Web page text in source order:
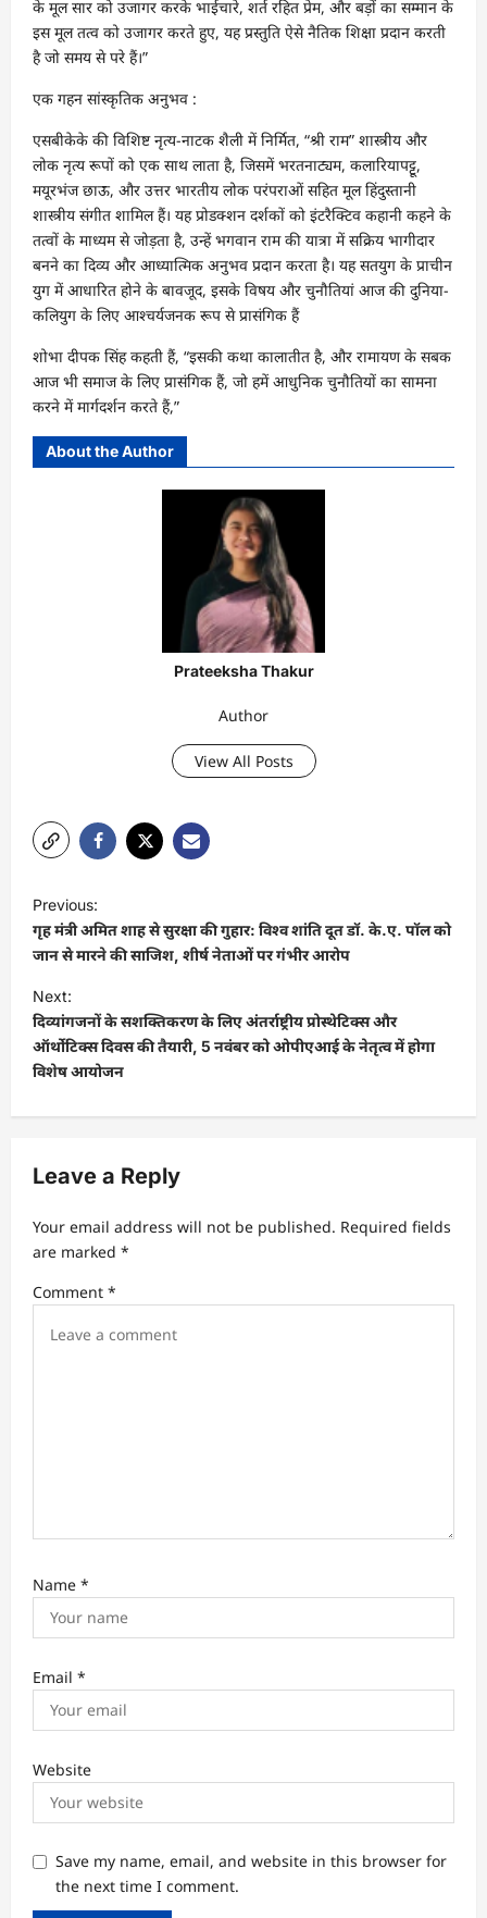
के मूल सार को उजागर करके भाईचारे, शर्त रहित प्रेम, और बड़ों का सम्मान के
इस मूल तत्व को उजागर करते हुए, यह प्रस्तुति ऐसे नैतिक शिक्षा प्रदान करती
है जो समय से परे हैं।”
एक गहन सांस्कृतिक अनुभव :
एसबीकेके की विशिष्ट नृत्य-नाटक शैली में निर्मित, “श्री राम” शास्त्रीय और
लोक नृत्य रूपों को एक साथ लाता है, जिसमें भरतनाट्यम, कलारियापट्टू,
मयूरभंज छाऊ, और उत्तर भारतीय लोक परंपराओं सहित मूल हिंदुस्तानी
शास्त्रीय संगीत शामिल हैं। यह प्रोडक्शन दर्शकों को इंटरैक्टिव कहानी कहने के
तत्वों के माध्यम से जोड़ता है, उन्हें भगवान राम की यात्रा में सक्रिय भागीदार
बनने का दिव्य और आध्यात्मिक अनुभव प्रदान करता है। यह सतयुग के प्राचीन
युग में आधारित होने के बावजूद, इसके विषय और चुनौतियां आज की दुनिया-
कलियुग के लिए आश्चर्यजनक रूप से प्रासंगिक हैं
शोभा दीपक सिंह कहती हैं, “इसकी कथा कालातीत है, और रामायण के सबक
आज भी समाज के लिए प्रासंगिक हैं, जो हमें आधुनिक चुनौतियों का सामना
करने में मार्गदर्शन करते हैं,”
About the Author
Prateeksha Thakur
Author
View All Posts
o
s
t
n
a
g
t
i
o
Previous:
गृह मंत्री अमित शाह से सुरक्षा की गुहार: विश्व शांति दूत डॉ. के.ए. पॉल को
जान से मारने की साजिश, शीर्ष नेताओं पर गंभीर आरोप
Next:
दिव्यांगजनों के सशक्तिकरण के लिए अंतर्राष्ट्रीय प्रोस्थेटिक्स और
ऑर्थोटिक्स दिवस की तैयारी, 5 नवंबर को ओपीएआई के नेतृत्व में होगा
विशेष आयोजन
Leave a Reply
Your email address will not be published. Required fields
are marked *
Comment *
Name *
Email *
Website
Save my name, email, and website in this browser for
the next time I comment.